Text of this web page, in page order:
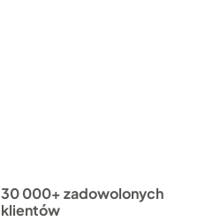
30 000+ zadowolonych
klientów